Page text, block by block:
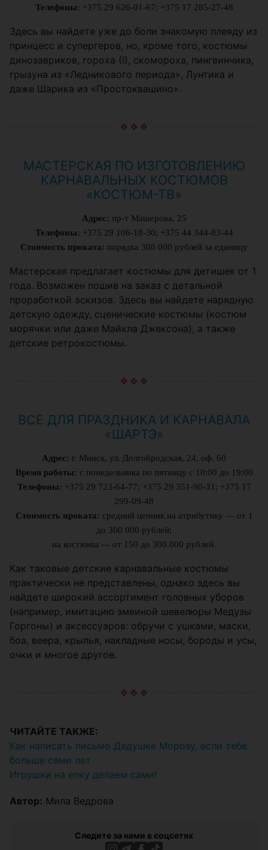
Телефоны: +375 29 626-01-67; +375 17 285-27-48
Здесь вы найдете уже до боли знакомую плеяду из
принцесс и супергеров, но, кроме того, костюмы
динозавриков, гороха (!), скомороха, пингвинчика,
грызуна из «Ледникового периода», Лунтика и
даже Шарика из «Простоквашино».
МАСТЕРСКАЯ ПО ИЗГОТОВЛЕНИЮ
КАРНАВАЛЬНЫХ КОСТЮМОВ
«КОСТЮМ-ТВ»
Адрес: пр-т Машерова, 25
Телефоны: +375 29 106-18-30; +375 44 344-83-44
Стоимость проката: порядка 300 000 рублей за единицу
Мастерская предлагает костюмы для детишек от 1
года. Возможен пошив на заказ с детальной
проработкой эскизов. Здесь вы найдете нарядную
детскую одежду, сценические костюмы (костюм
морячки или даже Майкла Джексона), а также
детские ретрокостюмы.
ВСЕ ДЛЯ ПРАЗДНИКА И КАРНАВАЛА
«ШАРТЭ»
Адрес: г. Минск, ул. Долгобродская, 24, оф. 60
Время работы: с понедельника по пятницу с 10:00 до 19:00
Телефоны: +375 29 723-64-77; +375 29 351-90-31; +375 17
299-09-48
Стоимость проката: средний ценник на атрибутику — от 1
до 300 000 рублей;
на костюмы — от 150 до 300 000 рублей.
Как таковые детские карнавальные костюмы
практически не представлены, однако здесь вы
найдете широкий ассортимент головных уборов
(например, имитацию змеиной шевелюры Медузы
Горгоны) и аксессуаров: обручи с ушками, маски,
боа, веера, крылья, накладные носы, бороды и усы,
очки и многое другое.
ЧИТАЙТЕ ТАКЖЕ:
Как написать письмо Дедушке Морозу, если тебе
больше семи лет
Игрушки на елку делаем сами!
Автор: Мила Ведрова
Следите за нами в соцсетях